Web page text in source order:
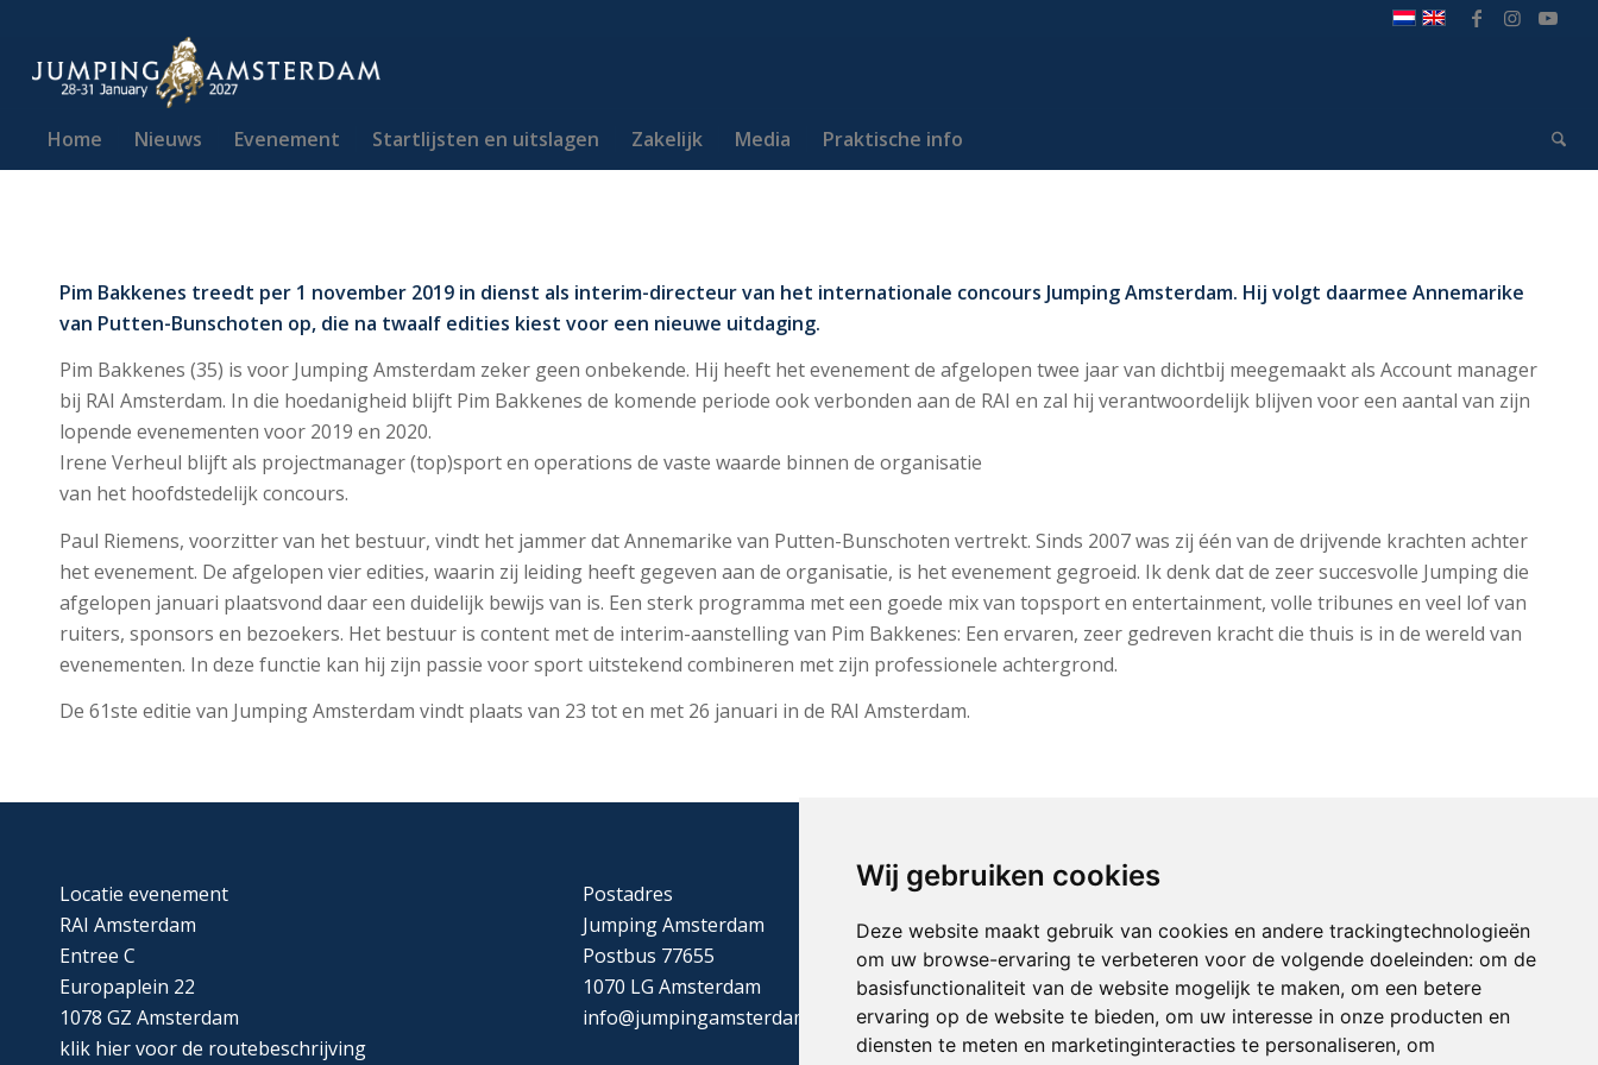
Wij gebruiken cookies
Deze website maakt gebruik van cookies en andere trackingtechnologieën
om uw browse-ervaring te verbeteren voor de volgende doeleinden: om de
basisfunctionaliteit van de website mogelijk te maken, om een betere
ervaring op de website te bieden, om uw interesse in onze producten en
diensten te meten en marketinginteracties te personaliseren, om
Home Nieuws Evenement Startlijsten en uitslagen Zakelijk Media Praktische info
Pim Bakkenes treedt per 1 november 2019 in dienst als interim-directeur van het internationale concours Jumping Amsterdam. Hij volgt daarmee Annemarike
van Putten-Bunschoten op, die na twaalf edities kiest voor een nieuwe uitdaging.
Pim Bakkenes (35) is voor Jumping Amsterdam zeker geen onbekende. Hij heeft het evenement de afgelopen twee jaar van dichtbij meegemaakt als Account manager
bij RAI Amsterdam. In die hoedanigheid blijft Pim Bakkenes de komende periode ook verbonden aan de RAI en zal hij verantwoordelijk blijven voor een aantal van zijn
lopende evenementen voor 2019 en 2020.
Irene Verheul blijft als projectmanager (top)sport en operations de vaste waarde binnen de organisatie
van het hoofdstedelijk concours.
Paul Riemens, voorzitter van het bestuur, vindt het jammer dat Annemarike van Putten-Bunschoten vertrekt. Sinds 2007 was zij één van de drijvende krachten achter
het evenement. De afgelopen vier edities, waarin zij leiding heeft gegeven aan de organisatie, is het evenement gegroeid. Ik denk dat de zeer succesvolle Jumping die
afgelopen januari plaatsvond daar een duidelijk bewijs van is. Een sterk programma met een goede mix van topsport en entertainment, volle tribunes en veel lof van
ruiters, sponsors en bezoekers. Het bestuur is content met de interim-aanstelling van Pim Bakkenes: Een ervaren, zeer gedreven kracht die thuis is in de wereld van
evenementen. In deze functie kan hij zijn passie voor sport uitstekend combineren met zijn professionele achtergrond.
De 61ste editie van Jumping Amsterdam vindt plaats van 23 tot en met 26 januari in de RAI Amsterdam.
Locatie evenement
RAI Amsterdam
Entree C
Europaplein 22
1078 GZ Amsterdam
klik hiervoor de routebeschrijving
Postadres
Jumping Amsterdam
Postbus 77655
1070 LG Amsterdam
info@jumpingamsterdam.nl